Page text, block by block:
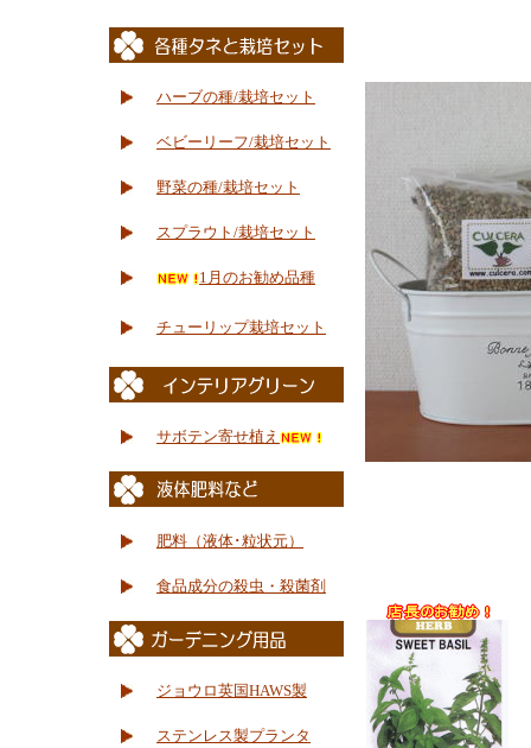
ハーブの種/栽培セット
ベビーリーフ/栽培セット
野菜の種/栽培セット
スプラウト/栽培セット
1月のお勧め品種
チューリップ栽培セット
サボテン寄せ植え
肥料（液体･粒状元）
食品成分の殺虫・殺菌剤
ジョウロ英国HAWS製
ステンレス製プランタ